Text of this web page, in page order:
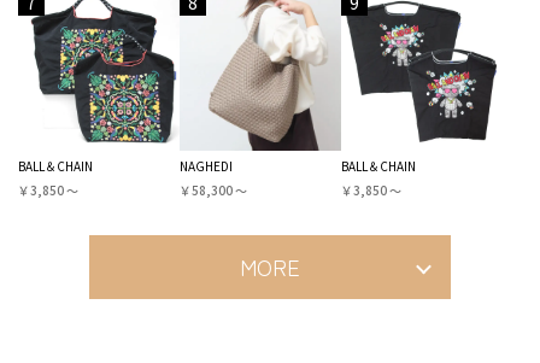
BALL＆CHAIN
￥3,850 〜
NAGHEDI
￥58,300 〜
BALL＆CHAIN
￥3,850 〜
MORE